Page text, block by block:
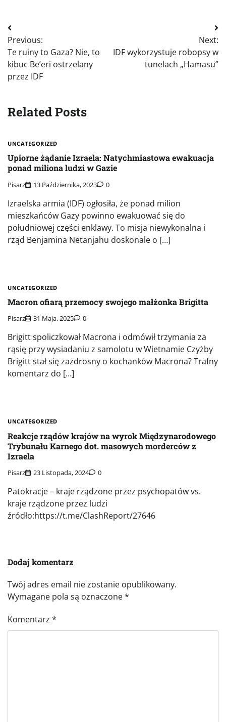
Nawigacja
wpisu
Previous:
Te ruiny to Gaza? Nie, to
kibuc Be’eri ostrzelany
przez IDF
Next:
IDF wykorzystuje robopsy w
tunelach „Hamasu”
Related Posts
UNCATEGORIZED
Upiorne żądanie Izraela: Natychmiastowa ewakuacja
ponad miliona ludzi w Gazie
Pisarz 13 Października, 2023 0
Izraelska armia (IDF) ogłosiła, że ponad milion
mieszkańców Gazy powinno ewakuować się do
południowej części enklawy. To misja niewykonalna i
rząd Benjamina Netanjahu doskonale o […]
UNCATEGORIZED
Macron ofiarą przemocy swojego małżonka Brigitta
Pisarz 31 Maja, 2025 0
Brigitt spoliczkował Macrona i odmówił trzymania za
rąsię przy wysiadaniu z samolotu w Wietnamie Czyżby
Brigitt stał się zazdrosny o kochanków Macrona? Trafny
komentarz do […]
UNCATEGORIZED
Reakcje rządów krajów na wyrok Międzynarodowego
Trybunału Karnego dot. masowych morderców z
Izraela
Pisarz 23 Listopada, 2024 0
Patokracje – kraje rządzone przez psychopatów vs.
kraje rządzone przez ludzi
źródło:https://t.me/ClashReport/27646
Dodaj komentarz
Twój adres email nie zostanie opublikowany.
Wymagane pola są oznaczone*
Komentarz *